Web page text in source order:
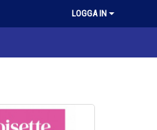
LOGGA IN